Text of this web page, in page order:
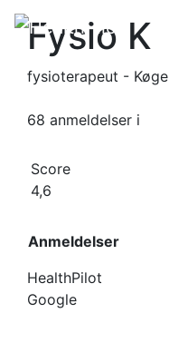
Fysio K
fysioterapeut - Køge
68 anmeldelser i
Score
4,6
Anmeldelser
HealthPilot
Google